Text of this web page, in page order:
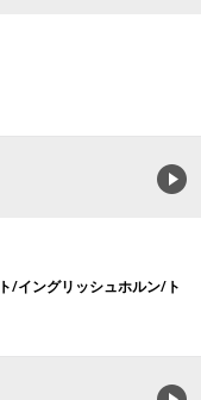
/イングリッシュホルン/ト